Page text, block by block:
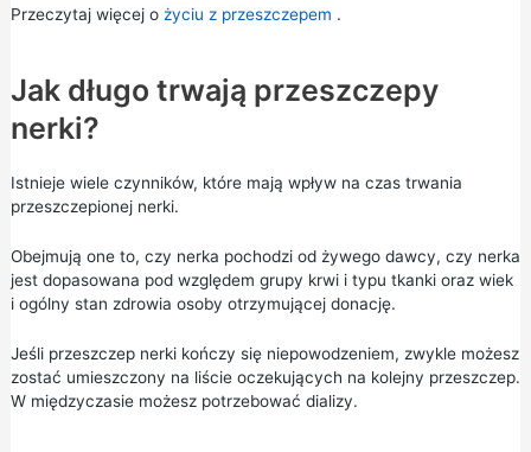
Przeczytaj więcej o życiu z przeszczepem .
Jak długo trwają przeszczepy
nerki?
Istnieje wiele czynników, które mają wpływ na czas trwania
przeszczepionej nerki.
Obejmują one to, czy nerka pochodzi od żywego dawcy, czy nerka
jest dopasowana pod względem grupy krwi i typu tkanki oraz wiek
i ogólny stan zdrowia osoby otrzymującej donację.
Jeśli przeszczep nerki kończy się niepowodzeniem, zwykle możesz
zostać umieszczony na liście oczekujących na kolejny przeszczep.
W międzyczasie możesz potrzebować dializy.